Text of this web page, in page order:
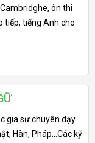
ôn thi
tiếp, tiếng Anh cho
gia sư chuyên dạy
Hàn, Pháp…Các kỹ